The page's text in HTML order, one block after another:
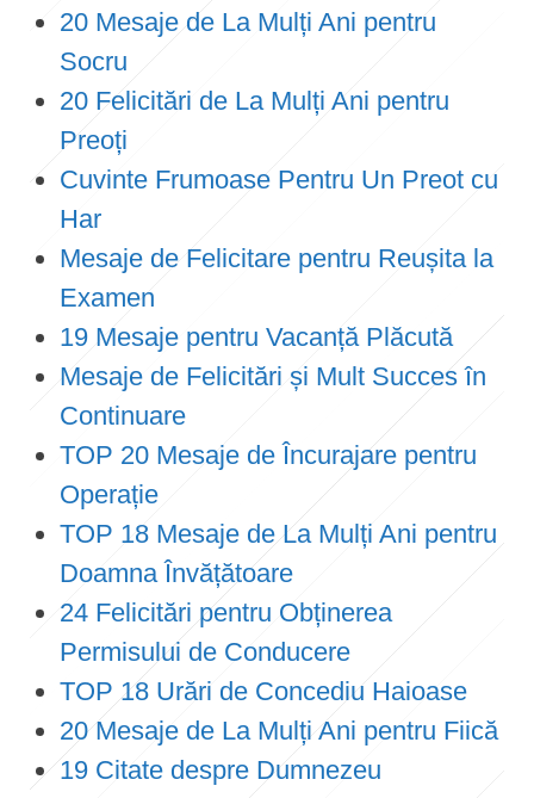
20 Mesaje de La Mulți Ani pentru
Socru
20 Felicitări de La Mulți Ani pentru
Preoți
Cuvinte Frumoase Pentru Un Preot cu
Har
Mesaje de Felicitare pentru Reușita la
Examen
19 Mesaje pentru Vacanță Plăcută
Mesaje de Felicitări și Mult Succes în
Continuare
TOP 20 Mesaje de Încurajare pentru
Operație
TOP 18 Mesaje de La Mulți Ani pentru
Doamna Învățătoare
24 Felicitări pentru Obținerea
Permisului de Conducere
TOP 18 Urări de Concediu Haioase
20 Mesaje de La Mulți Ani pentru Fiică
19 Citate despre Dumnezeu